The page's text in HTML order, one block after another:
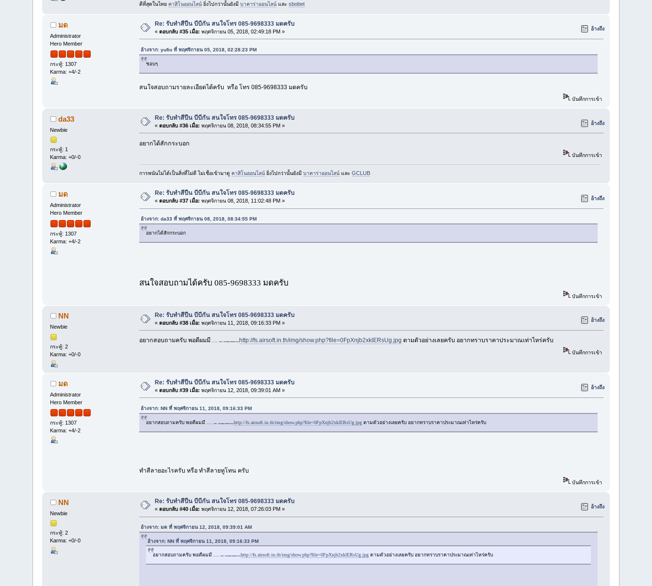
ดีที่สุดในไทย คาสิโนออนไลน์ยิ่งไปกว่านั้นยังมี บาคาร่าออนไลน์และ sbobet
มด
Administrator
Hero Member
กระทู้: 1307
Karma: +4/-2
Re: รับทำสีปืน บีบีกัน สนใจโทร 085-9698333 มดครับ
«ตอบกลับ #35 เมื่อ: พฤศจิกายน 05, 2018, 02:49:18 PM » อ้างถึง
อ้างจาก: yufio ที่ พฤศจิกายน 05, 2018, 02:28:23 PM
ชอบๆ
สนใจสอบถามรายละเอียดได้ครับ หรือ โทร 085-9698333 มดครับ
บันทึกการเข้า
da33
Newbie
กระทู้: 1
Karma: +0/-0
Re: รับทำสีปืน บีบีกัน สนใจโทร 085-9698333 มดครับ
«ตอบกลับ #36 เมื่อ: พฤศจิกายน 08, 2018, 08:34:55 PM » อ้างถึง
อยากได้สักกระบอก
บันทึกการเข้า
การพนันไม่ได้เป็นสิ่งที่ไม่ดี ไม่เชื่อเข้ามาดู คาสิโนออนไลน์ยิ่งไปกว่านั้นยังมี บาคาร่าออนไลน์และ GCLUB
มด
Administrator
Hero Member
กระทู้: 1307
Karma: +4/-2
Re: รับทำสีปืน บีบีกัน สนใจโทร 085-9698333 มดครับ
«ตอบกลับ #37 เมื่อ: พฤศจิกายน 08, 2018, 11:02:48 PM » อ้างถึง
อ้างจาก: da33 ที่ พฤศจิกายน 08, 2018, 08:34:55 PM
อยากได้สักกระบอก
สนใจสอบถามได้ครับ 085-9698333 มดครับ
บันทึกการเข้า
NN
Newbie
กระทู้: 2
Karma: +0/-0
Re: รับทำสีปืน บีบีกัน สนใจโทร 085-9698333 มดครับ
«ตอบกลับ #38 เมื่อ: พฤศจิกายน 11, 2018, 09:16:33 PM » อ้างถึง
อยากสอบถามครับ พอดีผมมี Kriss super v สีดำล้วน เเต่อยากทำสีทูโทน เหมือนตัวอย่างในกระทู้ http://fs.airsoft.in.th/img/show.php?file=0FpXnjb2xklERsUg.jpg ตามตัวอย่างเลยครับ อยากทราบราคาประมาณเท่าไหร่ครับ
บันทึกการเข้า
มด
Administrator
Hero Member
กระทู้: 1307
Karma: +4/-2
Re: รับทำสีปืน บีบีกัน สนใจโทร 085-9698333 มดครับ
«ตอบกลับ #39 เมื่อ: พฤศจิกายน 12, 2018, 09:39:01 AM » อ้างถึง
อ้างจาก: NN ที่ พฤศจิกายน 11, 2018, 09:16:33 PM
อยากสอบถามครับ พอดีผมมี http://fs.airsoft.in.th/img/show.php?file=0FpXnjb2xklERsUg.jpgตามตัวอย่างเลยครับ อยากทราบราคาประมาณเท่าไหร่ครับ
ทำสีลายอะไรครับ หรือ ทำสีลายทูโทน ครับ
บันทึกการเข้า
NN
Newbie
กระทู้: 2
Karma: +0/-0
Re: รับทำสีปืน บีบีกัน สนใจโทร 085-9698333 มดครับ
«ตอบกลับ #40 เมื่อ: พฤศจิกายน 12, 2018, 07:26:03 PM » อ้างถึง
อ้างจาก: มด ที่ พฤศจิกายน 12, 2018, 09:39:01 AM
อ้างจาก: NN ที่ พฤศจิกายน 11, 2018, 09:16:33 PM
อยากสอบถามครับ พอดีผมมี http://fs.airsoft.in.th/img/show.php?file=0FpXnjb2xklERsUg.jpgตามตัวอย่างเลยครับ อยากทราบราคาประมาณเท่าไหร่ครับ